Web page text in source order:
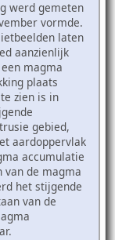
werd gemeten
vormde.
laten
aanzienlijk
magma
plaats
zien is in
gebied,
aardoppervlak
accumulatie
van de magma
het stijgende
van de